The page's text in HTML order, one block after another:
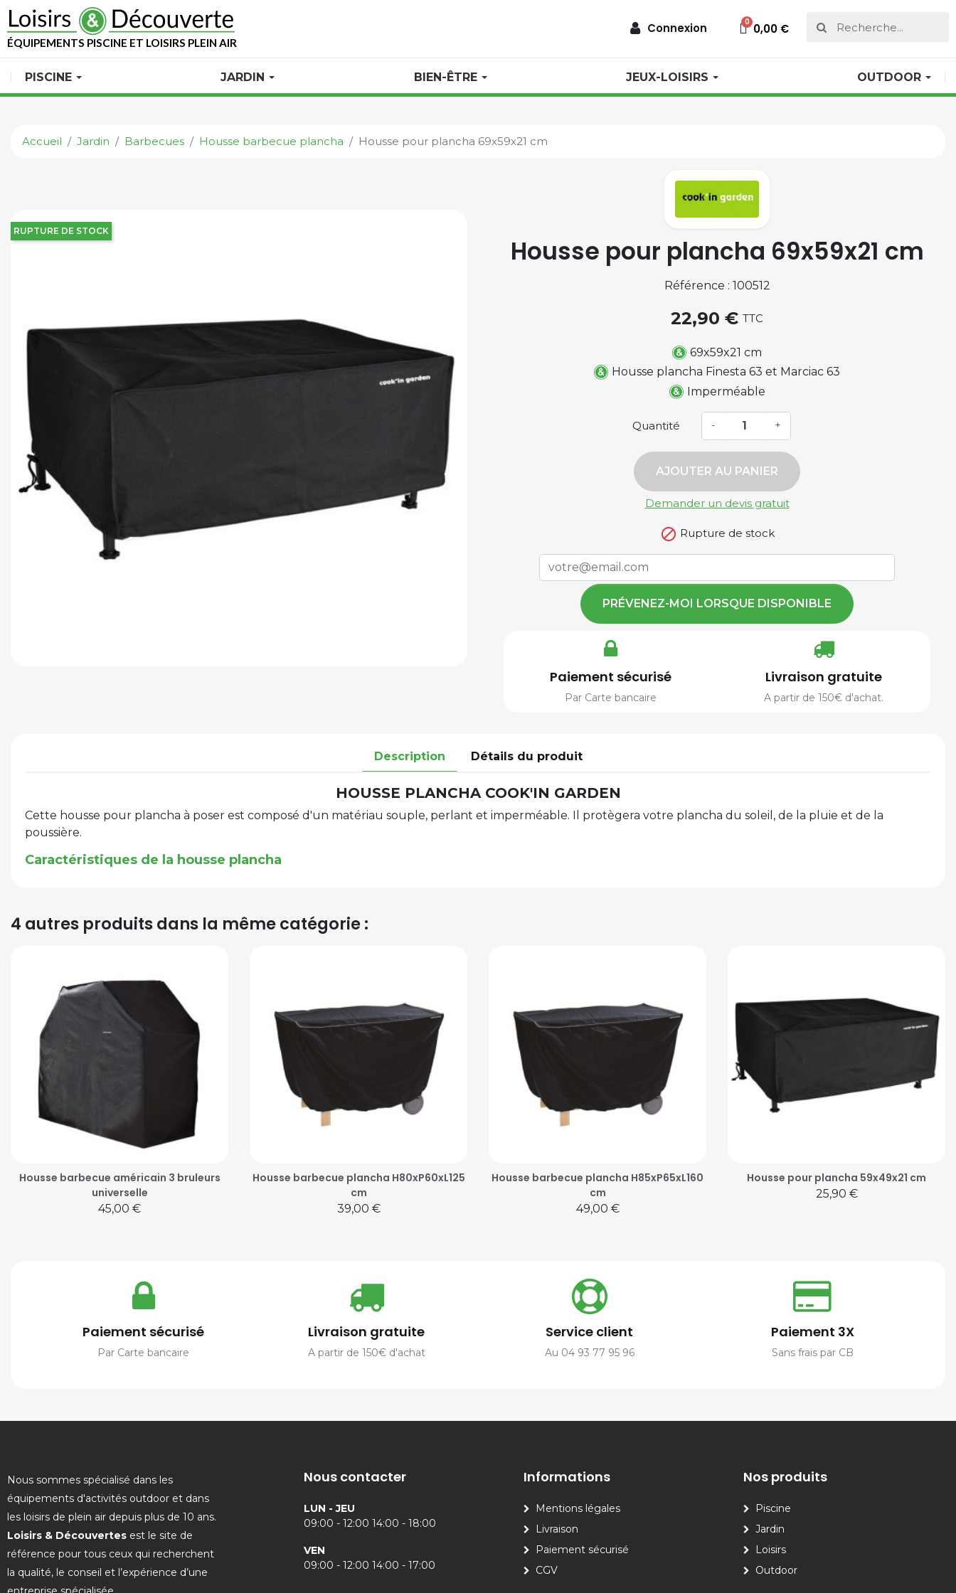
ÉQUIPEMENTS PISCINE ET LOISIRS PLEIN AIR
Connexion 0,00 €
PISCINE JARDIN BIEN-ÊTRE JEUX-LOISIRS OUTDOOR
Accueil Jardin Barbecues Housse barbecue plancha Housse pour plancha 69x59x21 cm
RUPTURE DE STOCK
Housse pour plancha 69x59x21 cm
Référence : 100512
22,90 € TTC
69x59x21 cm
Housse plancha Finesta 63 et Marciac 63
Imperméable
Quantité - +
AJOUTER AU PANIER
Demander un devis gratuit
 Rupture de stock
PRÉVENEZ-MOI LORSQUE DISPONIBLE
Paiement sécurisé
Par Carte bancaire
Livraison gratuite
A partir de 150€ d'achat.
Description Détails du produit
HOUSSE PLANCHA COOK'IN GARDEN
Cette housse pour plancha à poser est composé d'un matériau souple, perlant et imperméable. Il protègera votre plancha du soleil, de la pluie et de la
poussière.
Caractéristiques de la housse plancha
4 autres produits dans la même catégorie :
Housse barbecue américain 3 bruleurs
universelle
Prix
45,00 €
Housse barbecue plancha H80xP60xL125
cm
Prix
39,00 €
Housse barbecue plancha H85xP65xL160
cm
Prix
49,00 €
Housse pour plancha 59x49x21 cm
Prix
25,90 €
Paiement sécurisé
Par Carte bancaire
Livraison gratuite
A partir de 150€ d'achat
Service client
Au 04 93 77 95 96
Paiement 3X
Sans frais par CB
Nous sommes spécialisé dans les
équipements d'activités outdoor et dans
les loisirs de plein air depuis plus de 10 ans.
Loisirs & Découvertes est le site de
référence pour tous ceux qui recherchent
la qualité, le conseil et l’expérience d’une
Nous contacter
LUN - JEU
09:00 - 12:00 14:00 - 18:00
VEN
09:00 - 12:00 14:00 - 17:00
Informations
Mentions légales
Livraison
Paiement sécurisé
CGV
Nos produits
Piscine
Jardin
Loisirs
Outdoor